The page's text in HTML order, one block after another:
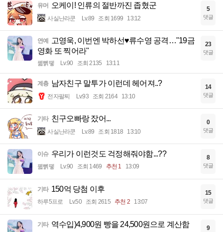
유머 오케이! 인류의 절반까진 좁혔군
사실난라쿤 Lv.89 조회 1699 13:12
5
댓글
연예 고영욱, 이번엔 박하선♥류수영 공격…"19금
영화 또 찍어라"
꿻뻵뗗 Lv.90 조회 2135 13:11
23
댓글
계층 남자친구 말투가 이런데 헤어져..?
전자팔찌 Lv.93 조회 2164 13:10
14
댓글
기타 친구오빠랑 잤어...
사실난라쿤 Lv.89 조회 1818 13:10
0
댓글
이슈 우리가 이런것도 걱정해줘야함...??
꿻뻵뗗 Lv.90 조회 1469 추천 1 13:09
8
댓글
기타 150억 당첨 이후
하루5프로 Lv.50 조회 2615 추천 2 13:07
15
댓글
기타 역수입)4,900원 빵을 24,500원으로 계산함 9